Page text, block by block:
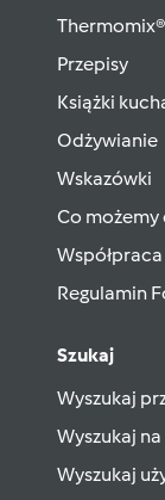
Thermomix®
Przepisy
Książki
Odżywianie
Wskazówki
Co możemy
Regulamin
Szukaj
Wyszukaj
Wyszukaj
Wyszukaj